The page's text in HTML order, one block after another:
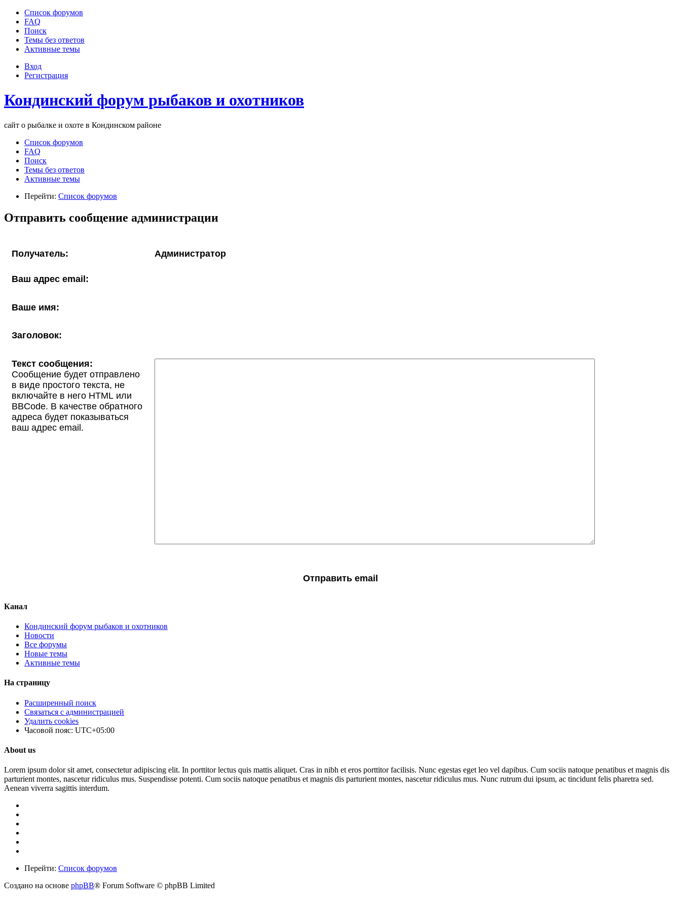
Список форумов
FAQ
Поиск
Темы без ответов
Активные темы
Вход
Регистрация
Кондинский форум рыбаков и охотников
сайт о рыбалке и охоте в Кондинском районе
Список форумов
FAQ
Поиск
Темы без ответов
Активные темы
Перейти: Список форумов
Отправить сообщение администрации
Получатель: Администратор
Ваш адрес email:
Ваше имя:
Заголовок:
Текст сообщения:
Сообщение будет отправлено
в виде простого текста, не
включайте в него HTML или
BBCode. В качестве обратного
адреса будет показываться
ваш адрес email.
Канал
Кондинский форум рыбаков и охотников
Новости
Все форумы
Новые темы
Активные темы
На страницу
Расширенный поиск
Связаться с администрацией
Удалить cookies
Часовой пояс: UTC+05:00
About us
Lorem ipsum dolor sit amet, consectetur adipiscing elit. In porttitor lectus quis mattis aliquet. Cras in nibh et eros porttitor facilisis. Nunc egestas eget leo vel dapibus. Cum sociis natoque penatibus et magnis dis
parturient montes, nascetur ridiculus mus. Suspendisse potenti. Cum sociis natoque penatibus et magnis dis parturient montes, nascetur ridiculus mus. Nunc rutrum dui ipsum, ac tincidunt felis pharetra sed.
Aenean viverra sagittis interdum.
Перейти: Список форумов
Создано на основе phpBB® Forum Software © phpBB Limited